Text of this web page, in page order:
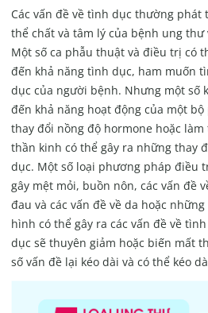
Các vấn đề về tình dục thường
thể chất và tâm lý của bệnh ung
Một số ca phẫu thuật và điều trị có
đến khả năng tình dục, ham muốn
dục của người bệnh. Nhưng một số
đến khả năng hoạt động của một
thay đổi nồng độ hormone hoặc
thần kinh có thể gây ra những thay
dục. Một số loại phương pháp điều
gây mệt mỏi, buồn nôn, các vấn đề
đau và các vấn đề về da hoặc
hình có thể gây ra các vấn đề về
dục sẽ thuyên giảm hoặc biến mất
số vấn đề lại kéo dài và có thể kéo